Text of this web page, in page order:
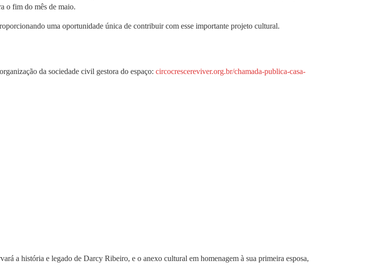
o fim do mês de maio.
uma oportunidade única de contribuir com esse importante projeto cultural.
da sociedade civil gestora do espaço: circocrescereviver.org.br/chamada-publica-casa-
a história e legado de Darcy Ribeiro, e o anexo cultural em homenagem à sua primeira esposa,